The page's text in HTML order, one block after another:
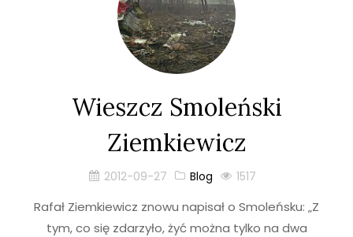
Wieszcz Smoleński
Ziemkiewicz
2012-09-27 Blog 1517
Rafał Ziemkiewicz znowu napisał o Smoleńsku: „Z
tym, co się zdarzyło, żyć można tylko na dwa